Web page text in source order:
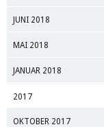
JUNI 2018
MAI 2018
JANUAR 2018
2017
OKTOBER 2017